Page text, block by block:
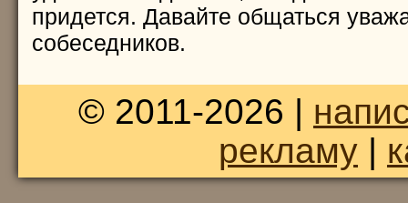
придется. Давайте общаться
собеседников.
© 2011-2026 |
рекламу|